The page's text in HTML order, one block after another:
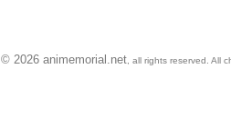
© 2026 animemorial.net , all rights reserved. All